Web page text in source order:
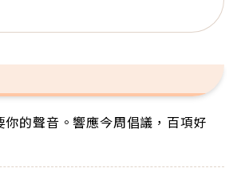
你的聲音。響應今周倡議，百項好